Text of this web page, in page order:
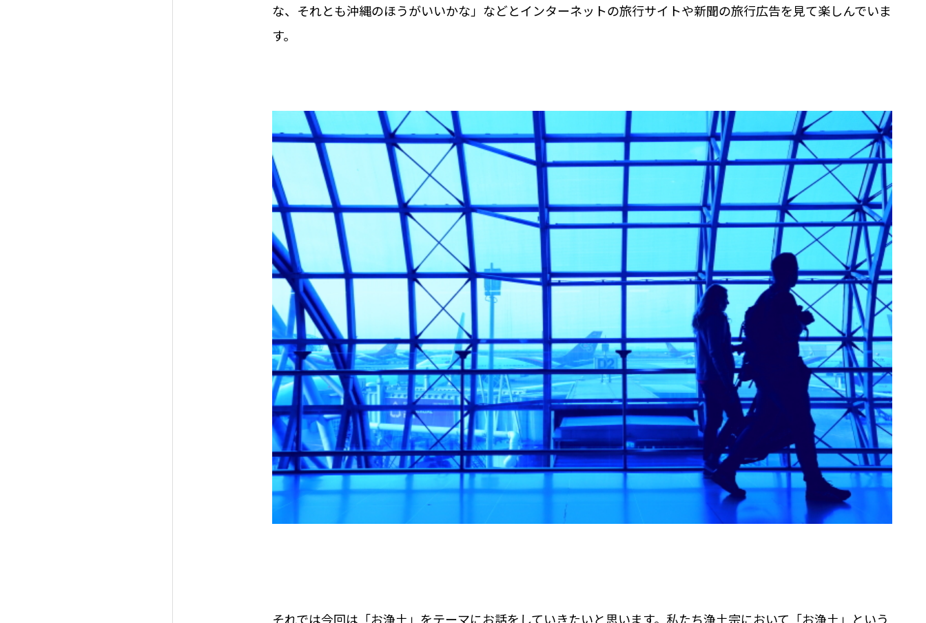
な、それとも沖縄のほうがいいかな」などとインターネットの旅行サイトや新聞の旅行広告を見て楽しんでいま
す。
それでは今回は「お浄土」をテーマにお話をしていきたいと思います。私たち浄土宗において「お浄土」という